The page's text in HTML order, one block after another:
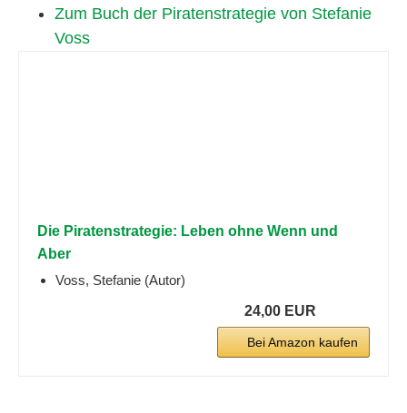
Zum Buch der Piratenstrategie von Stefanie
Voss
Die Piratenstrategie: Leben ohne Wenn und
Aber
Voss, Stefanie (Autor)
24,00 EUR
Bei Amazon kaufen